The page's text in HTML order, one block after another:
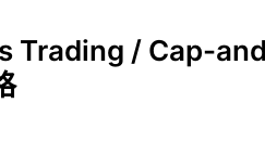
Trading / Cap-